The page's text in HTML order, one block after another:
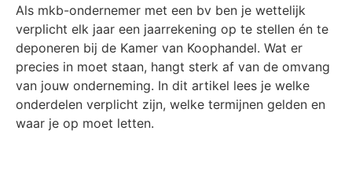
Als mkb-ondernemer met een bv ben je wettelijk
verplicht elk jaar een jaarrekening op te stellen én te
deponeren bij de Kamer van Koophandel. Wat er
precies in moet staan, hangt sterk af van de omvang
van jouw onderneming. In dit artikel lees je welke
onderdelen verplicht zijn, welke termijnen gelden en
waar je op moet letten.